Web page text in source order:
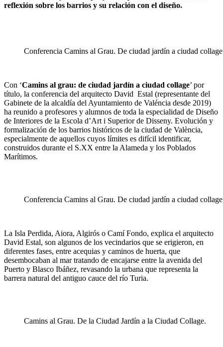
reflexión sobre los barrios y su relación con el diseño.
Conferencia Camins al Grau. De ciudad jardín a ciudad
Con ‘Camins al grau: de ciudad jardín a ciudad collage’ por
título, la conferencia del arquitecto David Estal (representante del
Gabinete de la alcaldía del Ayuntamiento de Valéncia desde 2019)
ha reunido a profesores y alumnos de toda la especialidad de Diseño
de Interiores de la Escola d’Art i Superior de Disseny. Evolución y
formalización de los barrios históricos de la ciudad de València,
especialmente de aquellos cuyos límites es difícil identificar,
construidos durante el S.XX entre la Alameda y los Poblados
Marítimos.
Conferencia Camins al Grau. De ciudad jardín a ciudad
La Isla Perdida, Aiora, Algirós o Camí Fondo, explica el arquitecto
David Estal, son algunos de los vecindarios que se erigieron, en
diferentes fases, entre acequias y caminos de huerta, que
desembocaban al mar tratando de encajarse entre la avenida del
Puerto y Blasco Ibáñez, revasando la urbana que representa la
barrera natural del antiguo cauce del río Turia.
Camins al Grau. De la Ciudad Jardín a la Ciudad Collage.